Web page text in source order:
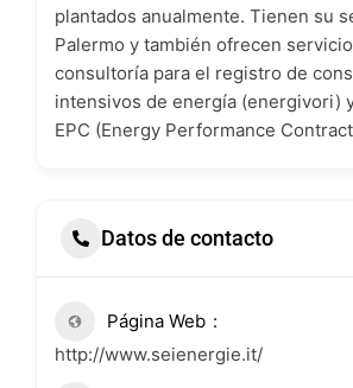
plantados anualmente. Tienen su
Palermo y también ofrecen
consultoría para el registro de
intensivos de energía (energivori)
EPC (Energy Performance
Datos de contacto
Página Web
http://www.seienergie.it/